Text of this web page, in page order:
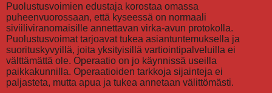
Puolustusvoimien edustaja korostaa omassa
puheenvuorossaan, että kyseessä on normaali
siviiliviranomaisille annettavan virka-avun protokolla.
Puolustusvoimat tarjoavat tukea asiantuntemuksella ja
suorituskyvyillä, joita yksityisillä vartiointipalveluilla ei
välttämättä ole. Operaatio on jo käynnissä useilla
paikkakunnilla. Operaatioiden tarkkoja sijainteja ei
paljasteta, mutta apua ja tukea annetaan välittömästi.